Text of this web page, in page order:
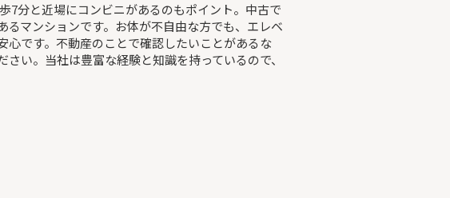
7分と近場にコンビニがあるのもポイント。中古で
るマンションです。お体が不自由な方でも、エレベ
心です。不動産のことで確認したいことがあるな
い。当社は豊富な経験と知識を持っているので、